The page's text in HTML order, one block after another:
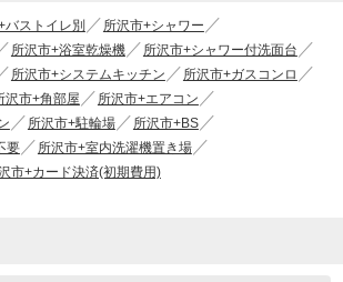
バストイレ別
所沢市+シャワー
所沢市+浴室乾燥機
所沢市+シャワー付洗面台
所沢市+システムキッチン
所沢市+ガスコンロ
沢市+角部屋
所沢市+エアコン
所沢市+駐輪場
所沢市+BS
要
所沢市+室内洗濯機置き場
市+カード決済(初期費用)